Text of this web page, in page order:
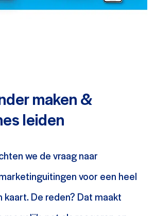
maken &
leiden
we de vraag naar
voor een heel
kaart. De reden? Dat maakt